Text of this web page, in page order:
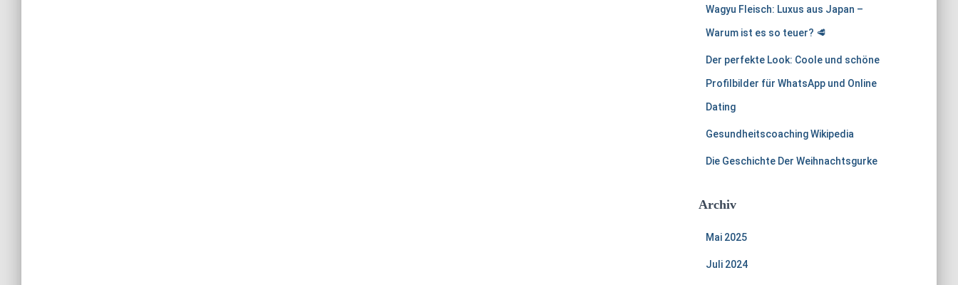
Wagyu Fleisch: Luxus aus Japan –
Warum ist es so teuer? 🥩
Der perfekte Look: Coole und schöne
Profilbilder für WhatsApp und Online
Dating
Gesundheitscoaching Wikipedia
Die Geschichte Der Weihnachtsgurke
Archiv
Mai 2025
Juli 2024